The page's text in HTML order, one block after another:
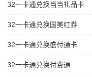
32一卡通兑换当当礼品卡
32一卡通兑换国美红券
32一卡通兑换盛付通卡
32一卡通兑换付费通